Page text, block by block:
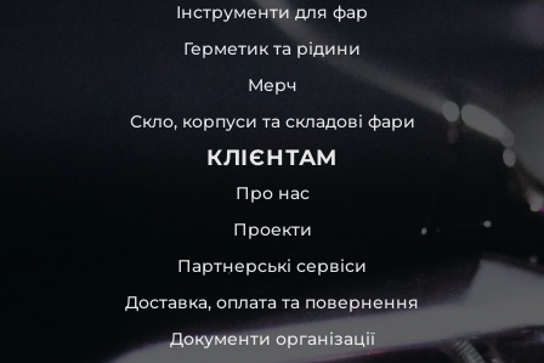
Інструменти для фар
Герметик та рідини
Мерч
Скло, корпуси та складові фари
КЛІЄНТАМ
Про нас
Проекти
Партнерські сервіси
Доставка, оплата та повернення
Документи організації